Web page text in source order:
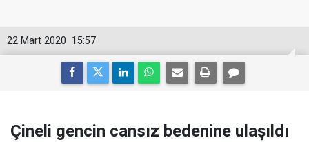
15:57
22 Mart 2020
Çineli gencin cansız bedenine ulaşıldı